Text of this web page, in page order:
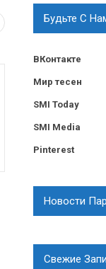
Будьте С
ВКонтакте
Мир тесен
SMI Today
SMI Media
Pinterest
Новости
Свежие